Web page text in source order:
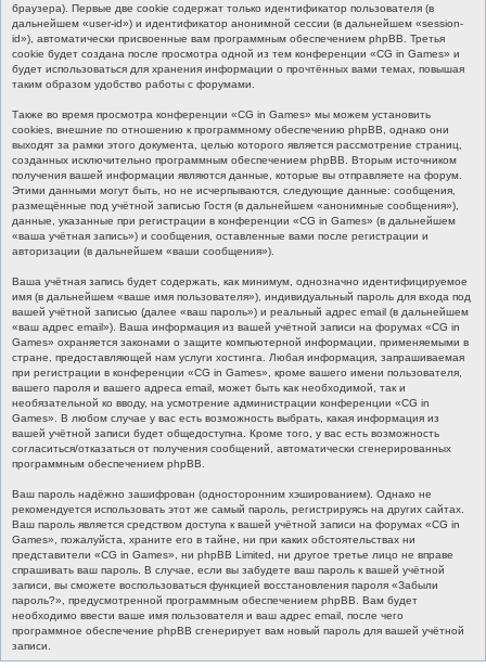
браузера). Первые две cookie содержат только идентификатор пользователя (в
дальнейшем «user-id») и идентификатор анонимной сессии (в дальнейшем «session-
id»), автоматически присвоенные вам программным обеспечением phpBB. Третья
cookie будет создана после просмотра одной из тем конференции «CG in Games» и
будет использоваться для хранения информации о прочтённых вами темах, повышая
таким образом удобство работы с форумами.
Также во время просмотра конференции «CG in Games» мы можем установить
cookies, внешние по отношению к программному обеспечению phpBB, однако они
выходят за рамки этого документа, целью которого является рассмотрение страниц,
созданных исключительно программным обеспечением phpBB. Вторым источником
получения вашей информации являются данные, которые вы отправляете на форум.
Этими данными могут быть, но не исчерпываются, следующие данные: сообщения,
размещённые под учётной записью Гостя (в дальнейшем «анонимные сообщения»),
данные, указанные при регистрации в конференции «CG in Games» (в дальнейшем
«ваша учётная запись») и сообщения, оставленные вами после регистрации и
авторизации (в дальнейшем «ваши сообщения»).
Ваша учётная запись будет содержать, как минимум, однозначно идентифицируемое
имя (в дальнейшем «ваше имя пользователя»), индивидуальный пароль для входа под
вашей учётной записью (далее «ваш пароль») и реальный адрес email (в дальнейшем
«ваш адрес email»). Ваша информация из вашей учётной записи на форумах «CG in
Games» охраняется законами о защите компьютерной информации, применяемыми в
стране, предоставляющей нам услуги хостинга. Любая информация, запрашиваемая
при регистрации в конференции «CG in Games», кроме вашего имени пользователя,
вашего пароля и вашего адреса email, может быть как необходимой, так и
необязательной ко вводу, на усмотрение администрации конференции «CG in
Games». В любом случае у вас есть возможность выбрать, какая информация из
вашей учётной записи будет общедоступна. Кроме того, у вас есть возможность
согласиться/отказаться от получения сообщений, автоматически сгенерированных
программным обеспечением phpBB.
Ваш пароль надёжно зашифрован (односторонним хэшированием). Однако не
рекомендуется использовать этот же самый пароль, регистрируясь на других сайтах.
Ваш пароль является средством доступа к вашей учётной записи на форумах «CG in
Games», пожалуйста, храните его в тайне, ни при каких обстоятельствах ни
представители «CG in Games», ни phpBB Limited, ни другое третье лицо не вправе
спрашивать ваш пароль. В случае, если вы забудете ваш пароль к вашей учётной
записи, вы сможете воспользоваться функцией восстановления пароля «Забыли
пароль?», предусмотренной программным обеспечением phpBB. Вам будет
необходимо ввести ваше имя пользователя и ваш адрес email, после чего
программное обеспечение phpBB сгенерирует вам новый пароль для вашей учётной
записи.